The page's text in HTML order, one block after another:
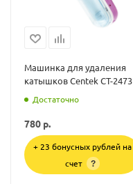
Машинка для удаления
катышков Centek CT-2473
Достаточно
780 р.
+ 23 бонусных рублей на
счет
?